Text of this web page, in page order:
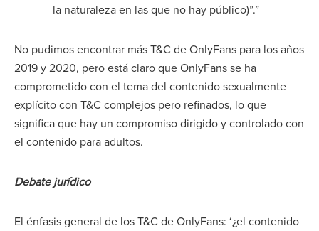
la naturaleza en las que no hay público)”.”
No pudimos encontrar más T&C de OnlyFans para los años
2019 y 2020, pero está claro que OnlyFans se ha
comprometido con el tema del contenido sexualmente
explícito con T&C complejos pero refinados, lo que
significa que hay un compromiso dirigido y controlado con
el contenido para adultos.
Debate jurídico
El énfasis general de los T&C de OnlyFans: ‘¿el contenido